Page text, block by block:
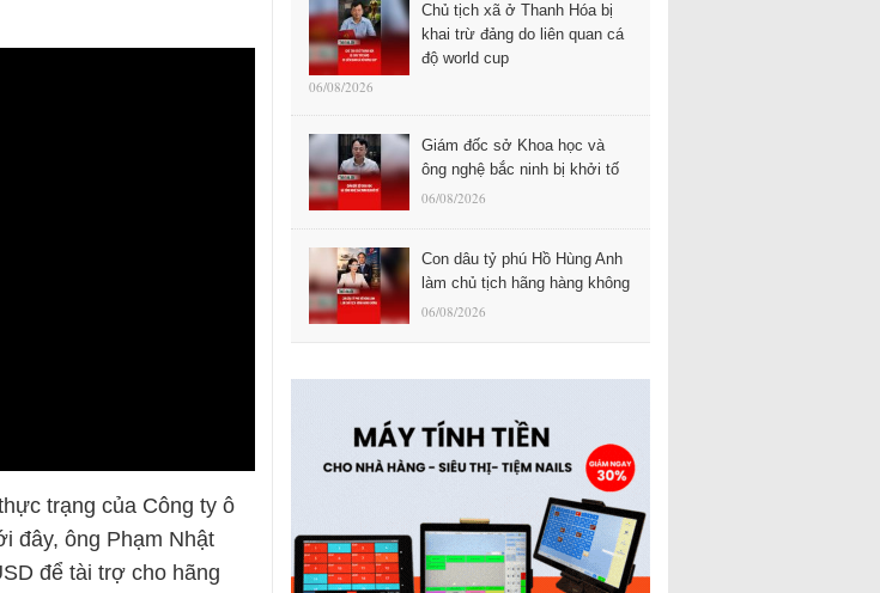
trạng của Công ty ô
đây, ông Phạm Nhật
để tài trợ cho hãng
Chủ tịch xã ở Thanh Hóa bị
khai trừ đảng do liên quan cá
độ world cup
06/08/2026
Giám đốc sở Khoa học và
ông nghệ bắc ninh bị khởi tố
06/08/2026
Con dâu tỷ phú Hồ Hùng Anh
làm chủ tịch hãng hàng không
06/08/2026